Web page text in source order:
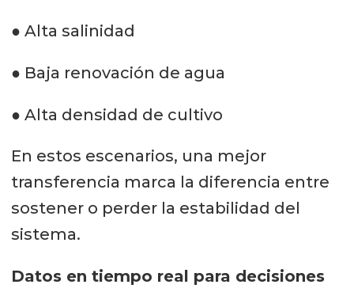
● Alta salinidad
● Baja renovación de agua
● Alta densidad de cultivo
En estos escenarios, una mejor
transferencia marca la diferencia entre
sostener o perder la estabilidad del
sistema.
Datos en tiempo real para decisiones